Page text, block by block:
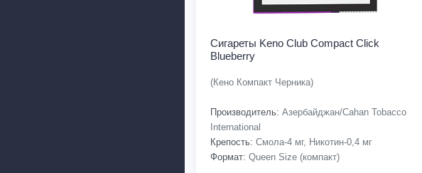
Сигареты Keno Club Compact Click
Blueberry
(Кено Компакт Черника)
Производитель: Азербайджан/Cahan Tobacco
International
Крепость: Смола-4 мг, Никотин-0,4 мг
Формат: Queen Size (компакт)